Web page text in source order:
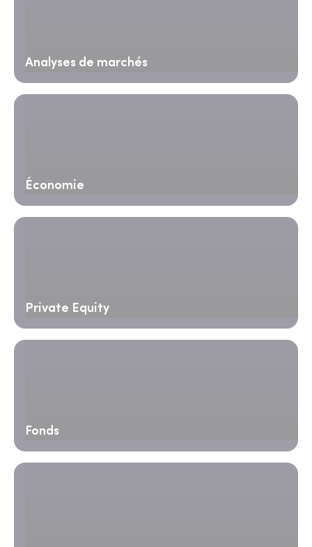
Analyses de marchés
Économie
Private Equity
Fonds